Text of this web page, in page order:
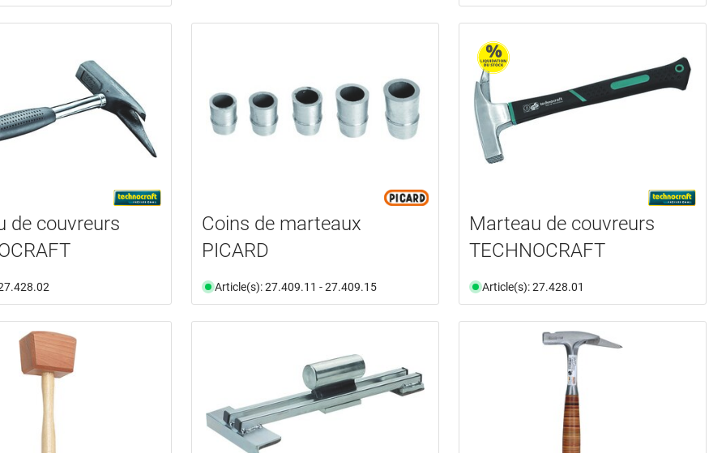
de couvreurs
Coins de marteaux
PICARD
Article(s): 27.409.11 - 27.409.15
Marteau de couvreurs
TECHNOCRAFT
Article(s): 27.428.01